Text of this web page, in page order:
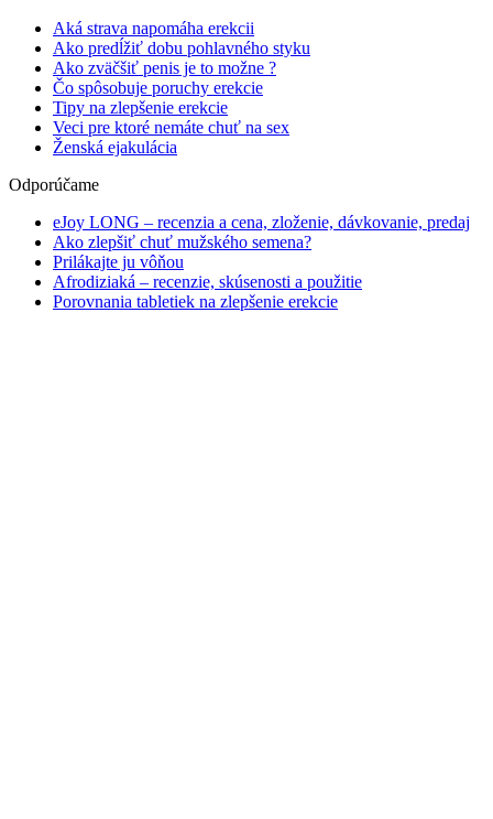
Aká strava napomáha erekcii
Ako predĺžiť dobu pohlavného styku
Ako zväčšiť penis je to možne ?
Čo spôsobuje poruchy erekcie
Tipy na zlepšenie erekcie
Veci pre ktoré nemáte chuť na sex
Ženská ejakulácia
Odporúčame
eJoy LONG – recenzia a cena, zloženie, dávkovanie, predaj
Ako zlepšiť chuť mužského semena?
Prilákajte ju vôňou
Afrodiziaká – recenzie, skúsenosti a použitie
Porovnania tabletiek na zlepšenie erekcie